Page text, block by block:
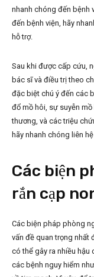
nhanh chóng đến bệnh
đến bệnh viện, hãy
hỗ trợ.
Sau khi được cấp cứu,
bác sĩ và điều trị theo
đặc biệt chú ý đến các
đổ mồ hôi, sự suyễn
thương, và các triệu
hãy nhanh chóng liên
Các biện
rắn cạp
Các biện pháp phòng
vấn đề quan trọng nhất
có thể gây ra nhiều
các bệnh nguy hiểm